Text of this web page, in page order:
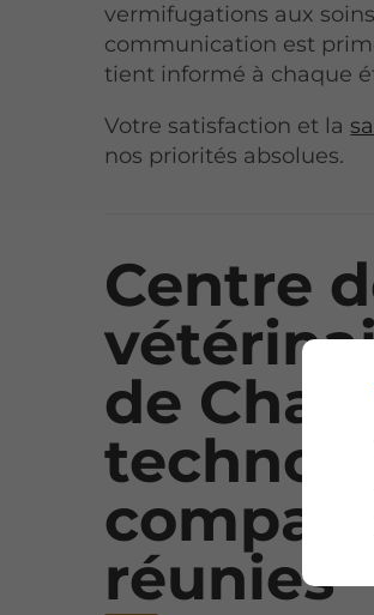
vermifugations aux
communication est
tient informé à chaque
Votre satisfaction et la
nos priorités absolues.
Centre
de
réunies